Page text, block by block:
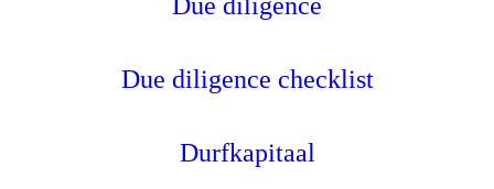
Due diligence checklist
Durfkapitaal